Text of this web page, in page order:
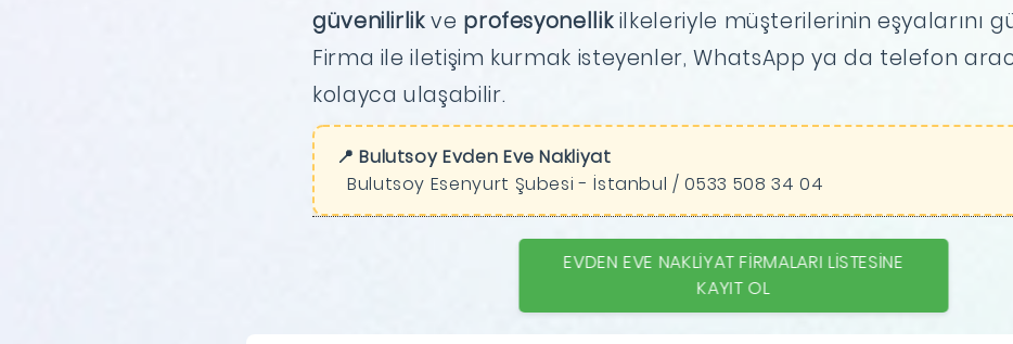
güvenilirlikve profesyonellikilkeleriyle müşterilerinin eşyalarını
Firma ile iletişim kurmak isteyenler, WhatsApp ya da telefon
kolayca ulaşabilir.
📍 Bulutsoy Evden Eve Nakliyat
Bulutsoy Esenyurt Şubesi - İstanbul / 0533 508 34 04
EVDEN EVE NAKLIYAT FIRMALARI LISTESINE
KAYIT OL